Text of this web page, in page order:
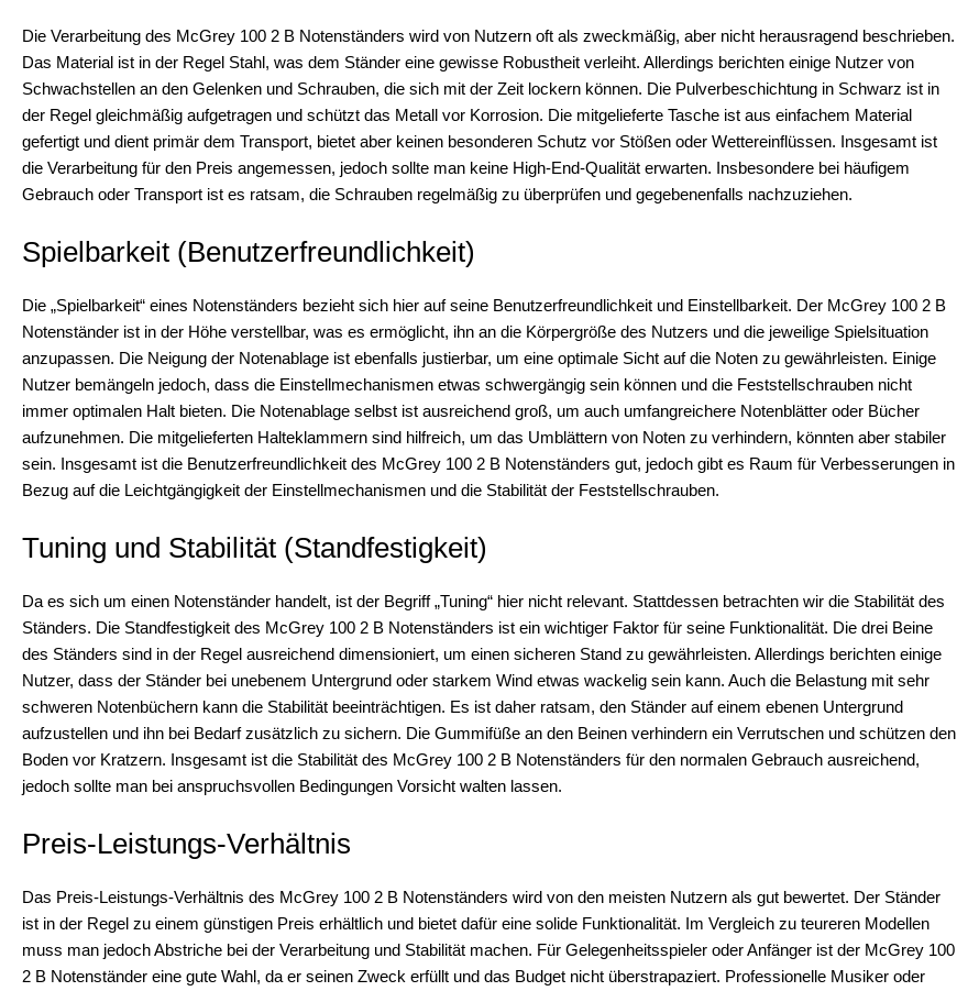
Die Verarbeitung des McGrey 100 2 B Notenständers wird von Nutzern oft als zweckmäßig, aber nicht herausragend beschrieben.
Das Material ist in der Regel Stahl, was dem Ständer eine gewisse Robustheit verleiht. Allerdings berichten einige Nutzer von
Schwachstellen an den Gelenken und Schrauben, die sich mit der Zeit lockern können. Die Pulverbeschichtung in Schwarz ist in
der Regel gleichmäßig aufgetragen und schützt das Metall vor Korrosion. Die mitgelieferte Tasche ist aus einfachem Material
gefertigt und dient primär dem Transport, bietet aber keinen besonderen Schutz vor Stößen oder Wettereinflüssen. Insgesamt ist
die Verarbeitung für den Preis angemessen, jedoch sollte man keine High-End-Qualität erwarten. Insbesondere bei häufigem
Gebrauch oder Transport ist es ratsam, die Schrauben regelmäßig zu überprüfen und gegebenenfalls nachzuziehen.
Spielbarkeit (Benutzerfreundlichkeit)
Die „Spielbarkeit“ eines Notenständers bezieht sich hier auf seine Benutzerfreundlichkeit und Einstellbarkeit. Der McGrey 100 2 B
Notenständer ist in der Höhe verstellbar, was es ermöglicht, ihn an die Körpergröße des Nutzers und die jeweilige Spielsituation
anzupassen. Die Neigung der Notenablage ist ebenfalls justierbar, um eine optimale Sicht auf die Noten zu gewährleisten. Einige
Nutzer bemängeln jedoch, dass die Einstellmechanismen etwas schwergängig sein können und die Feststellschrauben nicht
immer optimalen Halt bieten. Die Notenablage selbst ist ausreichend groß, um auch umfangreichere Notenblätter oder Bücher
aufzunehmen. Die mitgelieferten Halteklammern sind hilfreich, um das Umblättern von Noten zu verhindern, könnten aber stabiler
sein. Insgesamt ist die Benutzerfreundlichkeit des McGrey 100 2 B Notenständers gut, jedoch gibt es Raum für Verbesserungen in
Bezug auf die Leichtgängigkeit der Einstellmechanismen und die Stabilität der Feststellschrauben.
Tuning und Stabilität (Standfestigkeit)
Da es sich um einen Notenständer handelt, ist der Begriff „Tuning“ hier nicht relevant. Stattdessen betrachten wir die Stabilität des
Ständers. Die Standfestigkeit des McGrey 100 2 B Notenständers ist ein wichtiger Faktor für seine Funktionalität. Die drei Beine
des Ständers sind in der Regel ausreichend dimensioniert, um einen sicheren Stand zu gewährleisten. Allerdings berichten einige
Nutzer, dass der Ständer bei unebenem Untergrund oder starkem Wind etwas wackelig sein kann. Auch die Belastung mit sehr
schweren Notenbüchern kann die Stabilität beeinträchtigen. Es ist daher ratsam, den Ständer auf einem ebenen Untergrund
aufzustellen und ihn bei Bedarf zusätzlich zu sichern. Die Gummifüße an den Beinen verhindern ein Verrutschen und schützen den
Boden vor Kratzern. Insgesamt ist die Stabilität des McGrey 100 2 B Notenständers für den normalen Gebrauch ausreichend,
jedoch sollte man bei anspruchsvollen Bedingungen Vorsicht walten lassen.
Preis-Leistungs-Verhältnis
Das Preis-Leistungs-Verhältnis des McGrey 100 2 B Notenständers wird von den meisten Nutzern als gut bewertet. Der Ständer
ist in der Regel zu einem günstigen Preis erhältlich und bietet dafür eine solide Funktionalität. Im Vergleich zu teureren Modellen
muss man jedoch Abstriche bei der Verarbeitung und Stabilität machen. Für Gelegenheitsspieler oder Anfänger ist der McGrey 100
2 B Notenständer eine gute Wahl, da er seinen Zweck erfüllt und das Budget nicht überstrapaziert. Professionelle Musiker oder